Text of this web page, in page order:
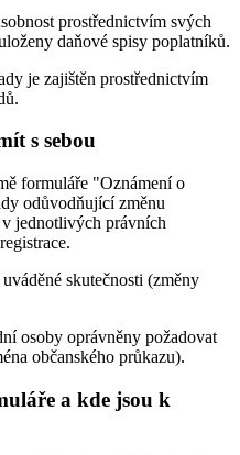
prostřednictvím svých
daňové spisy poplatníků.
je zajištěn prostřednictvím
s sebou
formuláře "Oznámení o
odůvodňující změnu
jednotlivých právních
skutečnosti (změny
osoby oprávněny požadovat
občanského průkazu).
a kde jsou k